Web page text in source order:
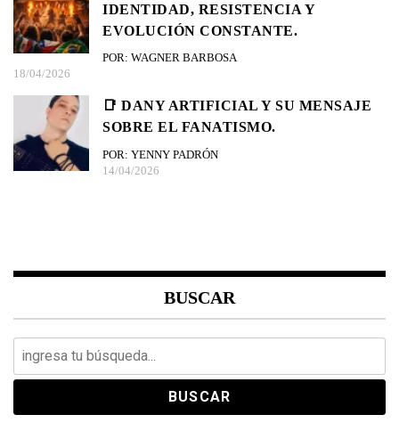
IDENTIDAD, RESISTENCIA Y
EVOLUCIÓN CONSTANTE.
POR: WAGNER BARBOSA
18/04/2026
📑 DANY ARTIFICIAL Y SU MENSAJE
SOBRE EL FANATISMO.
POR: YENNY PADRÓN
14/04/2026
BUSCAR
Search